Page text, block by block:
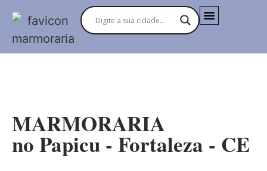
MARMORARIA
no Papicu - Fortaleza - CE